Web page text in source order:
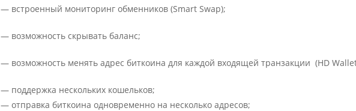
— встроенный мониторинг обменников (Smart Swap);
— возможность скрывать баланс;
— возможность менять адрес биткоина для каждой входящей транзакции (HD
— поддержка нескольких кошельков;
— отправка биткоина одновременно на несколько адресов;